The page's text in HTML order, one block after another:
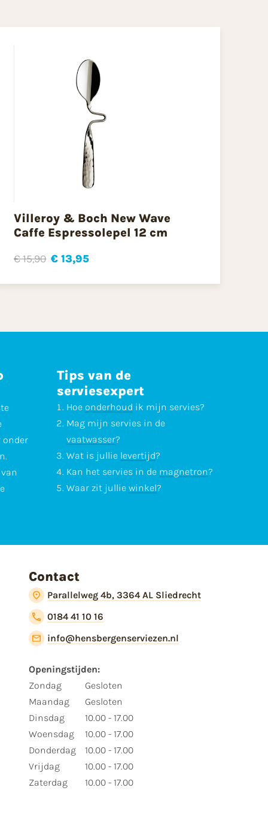
Villeroy & Boch New Wave
Caffe Espressolepel 12 cm
€ 15,90 € 13,95
onder
Tips van de
serviesexpert
Hoe onderhoud ik mijn servies?
Mag mijn servies in de
vaatwasser?
Wat is jullie levertijd?
Kan het servies in de magnetron?
Waar zit jullie winkel?
Contact
Parallelweg 4b, 3364 AL Sliedrecht
0184 41 10 16
info@hensbergenserviezen.nl
Openingstijden:
Zondag
Maandag
Dinsdag
Woensdag
Donderdag
Vrijdag
Zaterdag
Gesloten
Gesloten
10.00 - 17.00
10.00 - 17.00
10.00 - 17.00
10.00 - 17.00
10.00 - 17.00